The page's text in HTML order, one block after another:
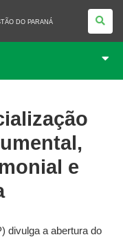
DO PARANÁ
e
divulga a abertura do